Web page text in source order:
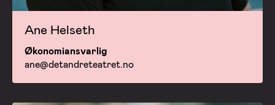
Ane Helseth
Økonomiansvarlig
ane@detandreteatret.no